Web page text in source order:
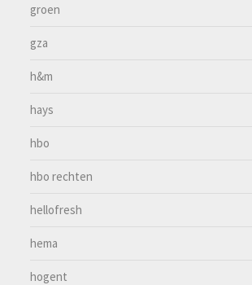
groen
gza
h&m
hays
hbo
hbo rechten
hellofresh
hema
hogent